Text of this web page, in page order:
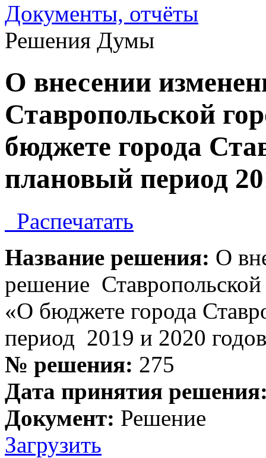
Документы, отчёты
Решения Думы
О внесении
Ставропольской
бюджете города
плановый период
Распечатать
Название решения: О
решение
«О бюджете города
период 2019 и 2020
№ решения: 275
Дата принятия
Документ: Решение
Загрузить